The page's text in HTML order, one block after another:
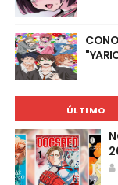
ÚLTIMO